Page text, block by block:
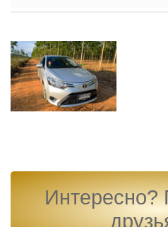
Интересно?